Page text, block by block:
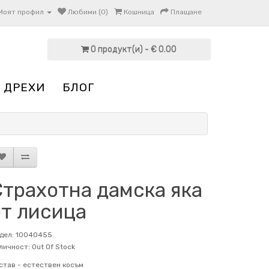
профил Любими (0) Кошница Плащане
0 продукт(и) - € 0.00
ДРЕХИ БЛОГ
дамска яка
лисица
10040455
Out Of Stock
- естествен косъм